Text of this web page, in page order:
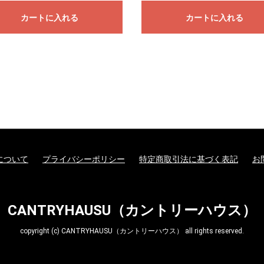
カートに入れる カートに入れる
ついて プライバシーポリシー 特定商取引法に基づく表記 お
CANTRYHAUSU（カントリーハウス）
copyright (c) CANTRYHAUSU（カントリーハウス） all rights reserved.